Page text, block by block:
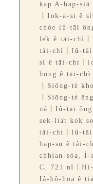
kap A-hap-siā
｜Iok-a-si ê
chòe Iû-tāi
le̍k ê tāi-chì
tāi-chì｜Iû-tāi
sí ê tāi-chì｜
hong ê tāi-
｜Siōng-tè
｜Siōng-tè
ná｜Iû-tāi
sek-lia̍t kok
tāi-chì｜Iû-tāi
hap-su ê tâi-
chhian-sóa,
C. 721 nî｜
Iâ-hô-hoa ê